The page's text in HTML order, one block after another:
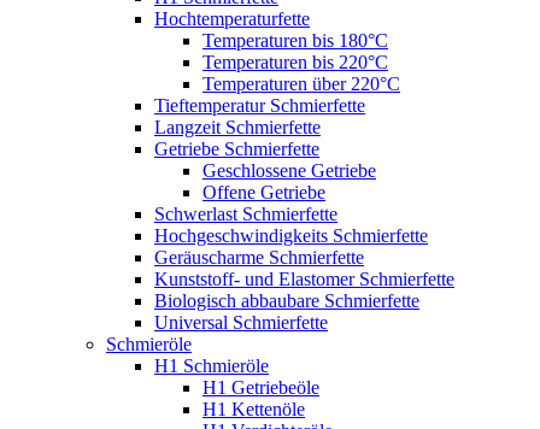
Hochtemperaturfette
Temperaturen bis 180°C
Temperaturen bis 220°C
Temperaturen über 220°C
Tieftemperatur Schmierfette
Langzeit Schmierfette
Getriebe Schmierfette
Geschlossene Getriebe
Offene Getriebe
Schwerlast Schmierfette
Hochgeschwindigkeits Schmierfette
Geräuscharme Schmierfette
Kunststoff- und Elastomer Schmierfette
Biologisch abbaubare Schmierfette
Universal Schmierfette
Schmieröle
H1 Schmieröle
H1 Getriebeöle
H1 Kettenöle